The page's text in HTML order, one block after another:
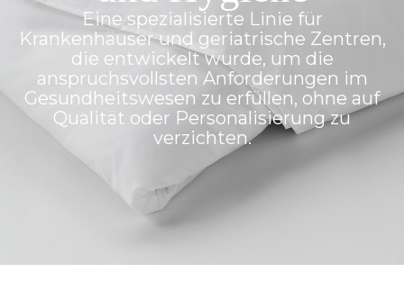
Eine spezialisierte Linie für
Krankenhäuser und geriatrische Zentren,
die entwickelt wurde, um die
anspruchsvollsten Anforderungen im
Gesundheitswesen zu erfüllen, ohne auf
Qualität oder Personalisierung zu
verzichten.